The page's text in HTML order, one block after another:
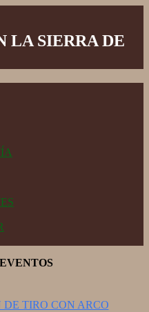
LA SIERRA DE
TIRO CON ARCO